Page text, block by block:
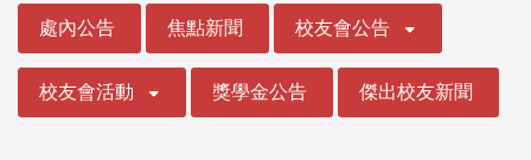
處內公告 焦點新聞 校友會公告
校友會活動 獎學金公告 傑出校友新聞